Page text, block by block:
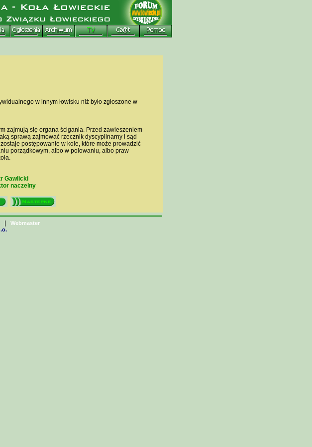
w innym łowisku niż było zgłoszone w
zajmują się organa ścigania. Przed zawieszeniem
sprawą zajmować rzecznik dyscyplinarny i sąd
postępowanie w kole, które może prowadzić
porządkowym, albo w polowaniu, albo praw
Gawlicki
naczelny
Webmaster